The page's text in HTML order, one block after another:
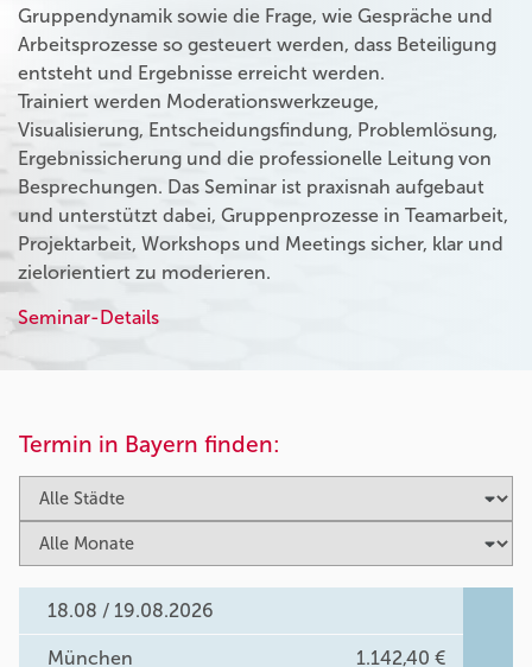
Gruppendynamik sowie die Frage, wie Gespräche und
Arbeitsprozesse so gesteuert werden, dass Beteiligung
entsteht und Ergebnisse erreicht werden.
Trainiert werden Moderationswerkzeuge,
Visualisierung, Entscheidungsfindung, Problemlösung,
Ergebnissicherung und die professionelle Leitung von
Besprechungen. Das Seminar ist praxisnah aufgebaut
und unterstützt dabei, Gruppenprozesse in Teamarbeit,
Projektarbeit, Workshops und Meetings sicher, klar und
zielorientiert zu moderieren.
Seminar-Details
Termin in Bayern finden:
18.08 / 19.08.2026
München 1.142,40 €